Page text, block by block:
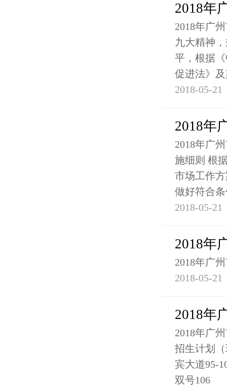
2018年
2018年广
九大精神
平，根据
促进法》
2018-05-21
2018年
2018年广
施细则 根
市场工作
做好符合
2018-05-21
2018年
2018年广
2018-05-21
2018年
2018年广
招生计划
宾大道95-
双号106